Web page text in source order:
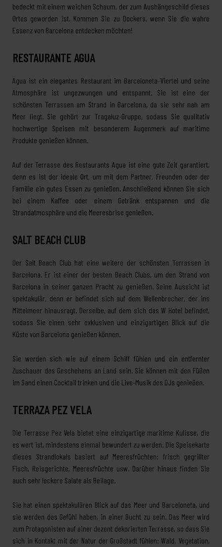
bedeckt mit einem weichen Schaum, der zum Aushängeschild dieses
Ortes geworden ist. Kommen Sie zu Dockers, wenn Sie die wahre
Essenz von Barcelona entdecken möchten!
RESTAURANTE AGUA
Agua ist ein elegantes Restaurant im Barceloneta-Viertel und seine
Atmosphäre ist ungezwungen und entspannt. Sie ist eine der
schönsten Terrassen am Strand in Barcelona, da sie sehr nah am
Meer liegt. Sie gehört zur Tragaluz-Gruppe, sodass Sie qualitativ
hochwertige Speisen mit besonderem Augenmerk auf maritime
Produkte genießen können.
Auf der Terrasse des Restaurants Agua ist eine gute Zeit garantiert,
denn es ist der ideale Ort, um mit dem Partner, Freunden oder der
Familie ein gutes Essen zu genießen. Anschließend können Sie sich
bei einem Kaffee oder einem Getränk entspannen und die
Strandatmosphäre und die Meeresbrise genießen.
SALT BEACH CLUB
Der Salt Beach Club hat eine weitere der schönsten Terrassen in
Barcelona. Er ist einer der besten Beach Clubs, um den Strand von
Barcelona in seiner ganzen Pracht zu genießen. Seine Aussicht ist
spektakulär, denn er befindet sich auf dem Wellenbrecher, der ins
Mittelmeer hinausragt. Derselbe, auf dem sich das W Hotel befindet,
sodass Sie einen sehr exklusiven und einzigartigen Blick auf die
Küste von Barcelona genießen können.
Sie werden sich wie auf einem Schiff fühlen und ein entfernter
Zuschauer des Geschehens an Land sein. Sie können mit den Füßen
im Sand einen Cocktail trinken und die Live-Musik des DJs genießen.
TERRAZA PEZ VELA
Die Terrasse Pez Vela bietet eine einzigartige maritime Kulisse, die
es wert ist, mindestens einmal bewundert zu werden. Die Speisekarte
dieses Strandlokals basiert auf Meeresfrüchten: frisch gegrillter
Fisch, Reisgerichte, Meeresfrüchte usw. Darüber hinaus finden Sie
auch sehr leckere Salate als Beilage.
Sie hat einen spektakulären Blick auf das Meer und Barceloneta, und
sie werden das Gefühl haben, in einer Bucht zu sein. Das Meer wird
zum Protagonisten auf einer dezent dekorierten Terrasse, so dass Sie
sich in Kontakt mit der Natur der Großstadt fühlen: Wald, Vegetation,